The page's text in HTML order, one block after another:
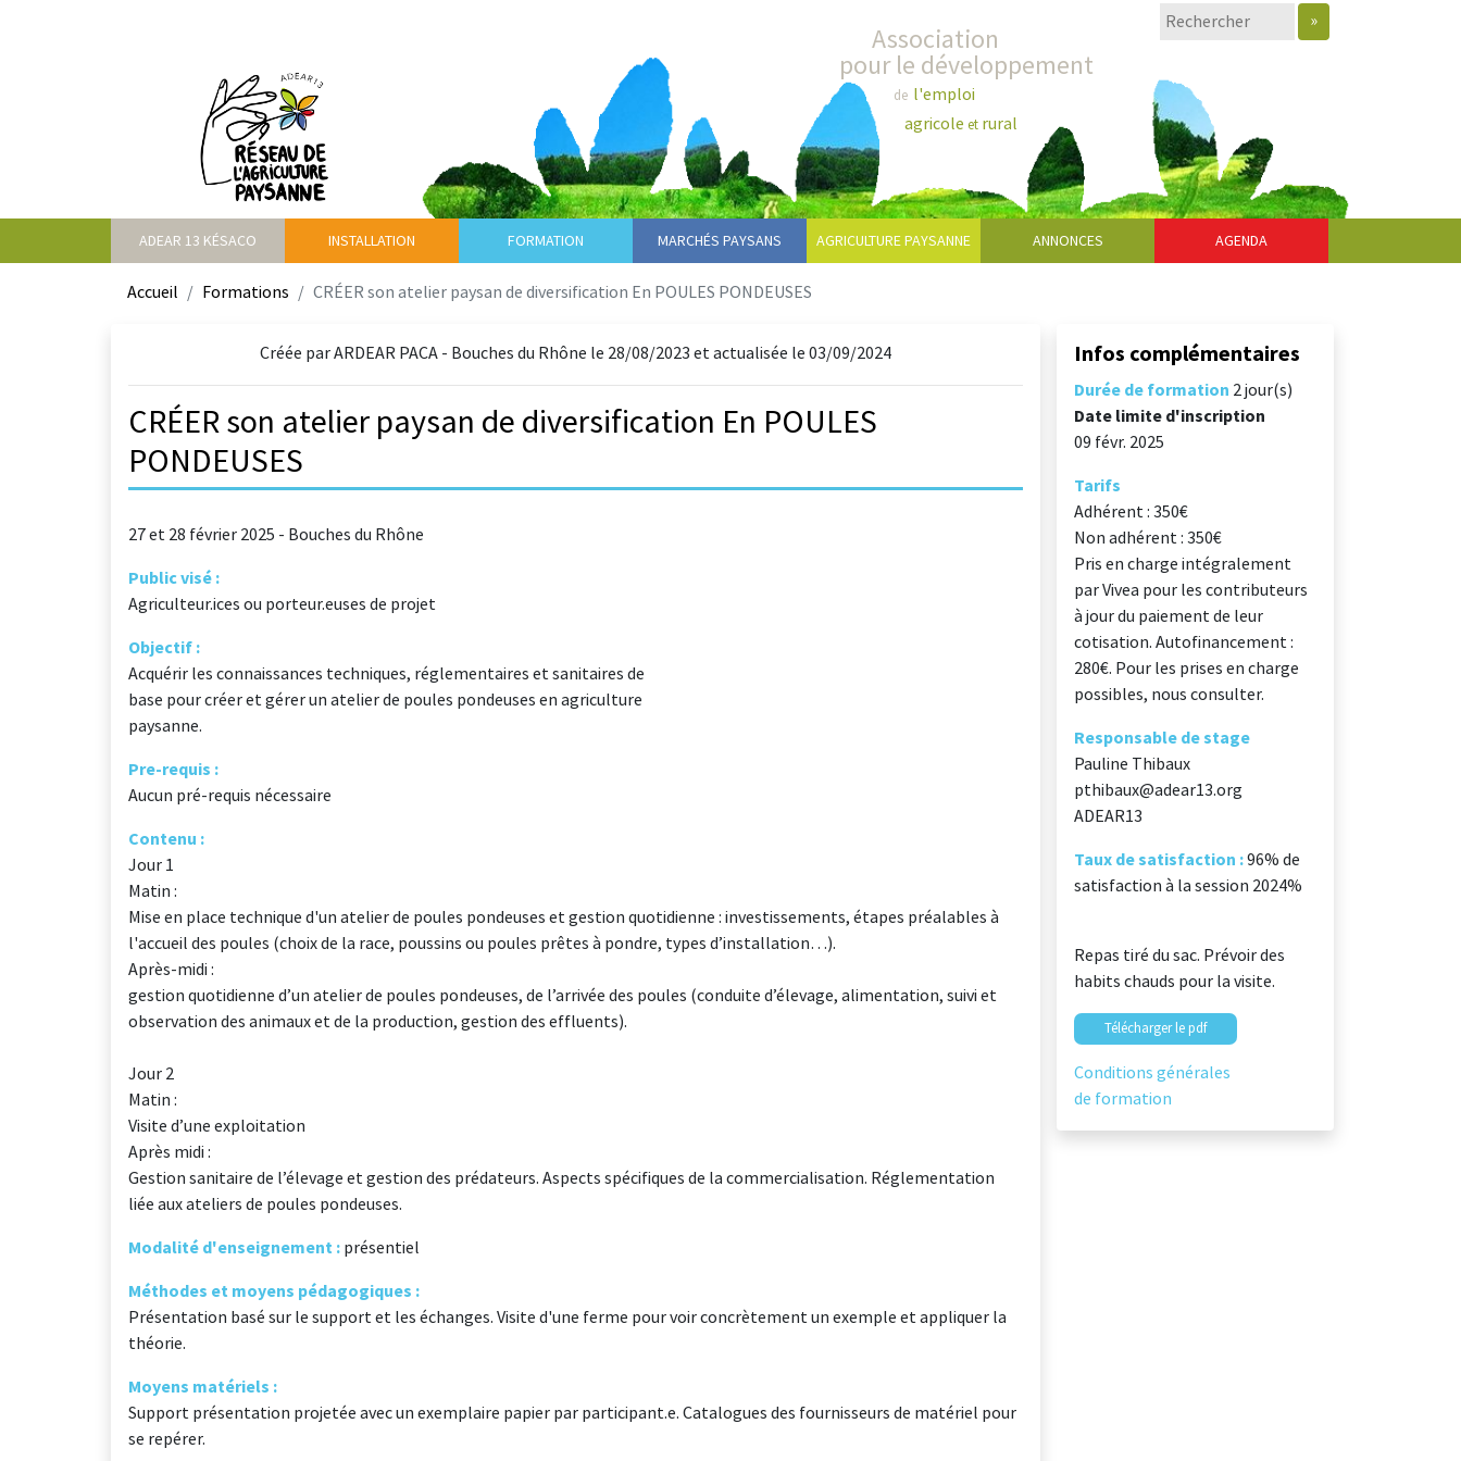
»
Association
pour le développement
de l'emploi
agricole etrural
ADEAR 13 KÉSACO INSTALLATION FORMATION MARCHÉS PAYSANS AGRICULTURE PAYSANNE ANNONCES AGENDA
Accueil Formations CRÉER son atelier paysan de diversification En POULES PONDEUSES
Créée par ARDEAR PACA - Bouches du Rhône le 28/08/2023 et actualisée le 03/09/2024
CRÉER son atelier paysan de diversification En POULES
PONDEUSES
27 et 28 février 2025 - Bouches du Rhône
Public visé :
Agriculteur.ices ou porteur.euses de projet
Objectif :
Acquérir les connaissances techniques, réglementaires et sanitaires de
base pour créer et gérer un atelier de poules pondeuses en agriculture
paysanne.
Pre-requis :
Aucun pré-requis nécessaire
Contenu :
Jour 1
Matin :
Mise en place technique d'un atelier de poules pondeuses et gestion quotidienne : investissements, étapes préalables à
l'accueil des poules (choix de la race, poussins ou poules prêtes à pondre, types d’installation…).
Après-midi :
gestion quotidienne d’un atelier de poules pondeuses, de l’arrivée des poules (conduite d’élevage, alimentation, suivi et
observation des animaux et de la production, gestion des effluents).
Jour 2
Matin :
Visite d’une exploitation
Après midi :
Gestion sanitaire de l’élevage et gestion des prédateurs. Aspects spécifiques de la commercialisation. Réglementation
liée aux ateliers de poules pondeuses.
Modalité d'enseignement : présentiel
Méthodes et moyens pédagogiques :
Présentation basé sur le support et les échanges. Visite d'une ferme pour voir concrètement un exemple et appliquer la
théorie.
Moyens matériels :
Support présentation projetée avec un exemplaire papier par participant.e. Catalogues des fournisseurs de matériel pour
se repérer.
Infos complémentaires
Durée de formation 2 jour(s)
Date limite d'inscription
09 févr. 2025
Tarifs
Adhérent : 350€
Non adhérent : 350€
Pris en charge intégralement
par Vivea pour les contributeurs
à jour du paiement de leur
cotisation. Autofinancement :
280€. Pour les prises en charge
possibles, nous consulter.
Responsable de stage
Pauline Thibaux
pthibaux@adear13.org
ADEAR13
Taux de satisfaction :96% de
satisfaction à la session 2024%
Repas tiré du sac. Prévoir des
habits chauds pour la visite.
Télécharger le pdf
Conditions générales
de formation